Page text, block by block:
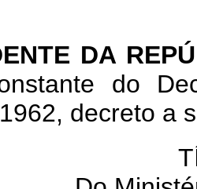
DA
do
decreto a